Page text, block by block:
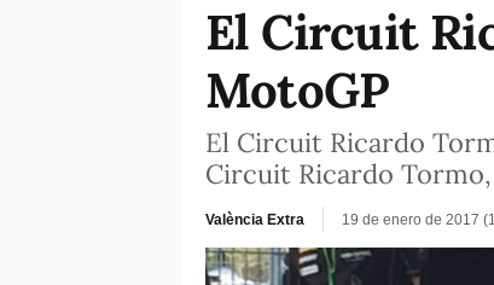
El Circuit
MotoGP
El Circuit Ricardo
Circuit Ricardo Tormo,
València Extra 19 de enero de 2017